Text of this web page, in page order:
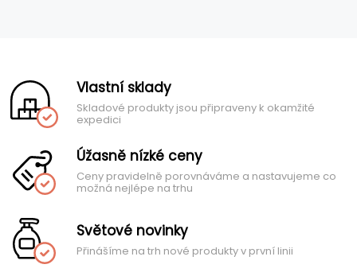
Vlastní sklady
Skladové produkty jsou připraveny k okamžité
expedici
Úžasně nízké ceny
Ceny pravidelně porovnáváme a nastavujeme co
možná nejlépe na trhu
Světové novinky
Přinášíme na trh nové produkty v první linii